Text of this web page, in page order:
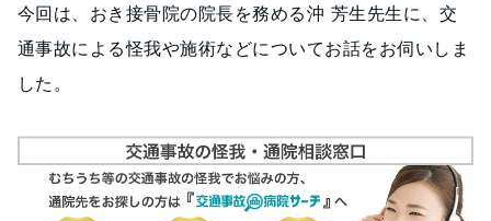
今回は、おき接骨院の院長を務める沖 芳生先生に、交
通事故による怪我や施術などについてお話をお伺いしま
した。